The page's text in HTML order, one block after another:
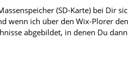
(SD-Karte) bei Dir
wenn ich über den Wix-Plorer
abgebildet, in denen Du